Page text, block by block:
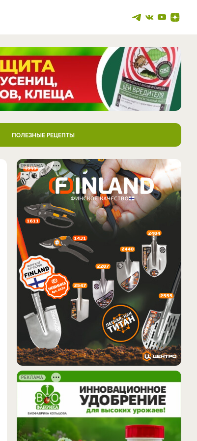
ПОЛЕЗНЫЕ РЕЦЕПТЫ
РЕКЛАМА
РЕКЛАМА